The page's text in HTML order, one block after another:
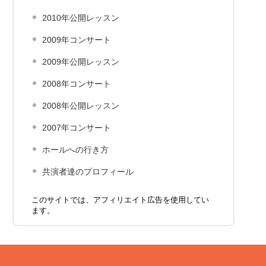
2010年公開レッスン
2009年コンサート
2009年公開レッスン
2008年コンサート
2008年公開レッスン
2007年コンサート
ホールへの行き方
共演者達のプロフィール
このサイトでは、アフィリエイト広告を使用してい
ます。